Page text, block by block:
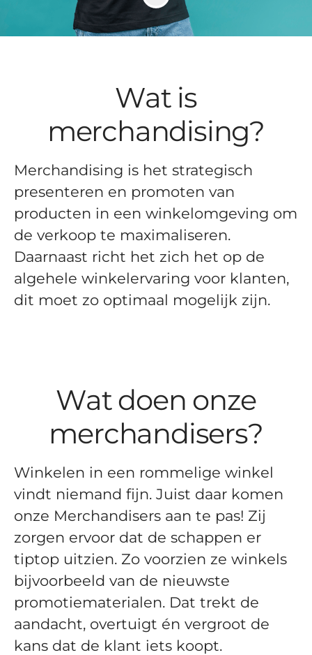
Wat is
merchandising?
Merchandising is het strategisch
presenteren en promoten van
producten in een winkelomgeving om
de verkoop te maximaliseren.
Daarnaast richt het zich het op de
algehele winkelervaring voor klanten,
dit moet zo optimaal mogelijk zijn.
Wat doen onze
merchandisers?
Winkelen in een rommelige winkel
vindt niemand fijn. Juist daar komen
onze Merchandisers aan te pas! Zij
zorgen ervoor dat de schappen er
tiptop uitzien. Zo voorzien ze winkels
bijvoorbeeld van de nieuwste
promotiematerialen. Dat trekt de
aandacht, overtuigt én vergroot de
kans dat de klant iets koopt.